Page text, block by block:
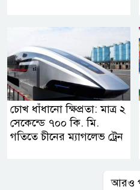
চোখ ধাঁধানো ক্ষিপ্রতা: মাত্র ২
সেকেন্ডে ৭০০ কি. মি.
গতিতে চীনের ম্যাগলেভ ট্রেন
আরও